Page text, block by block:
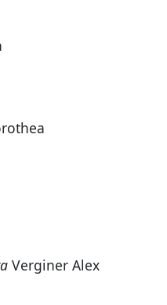
Verginer Alex